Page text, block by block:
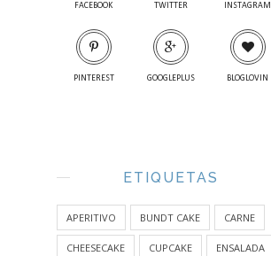
FACEBOOK TWITTER INSTAGRAM
PINTEREST GOOGLEPLUS BLOGLOVIN
ETIQUETAS
APERITIVO BUNDT CAKE CARNE
CHEESECAKE CUPCAKE ENSALADA